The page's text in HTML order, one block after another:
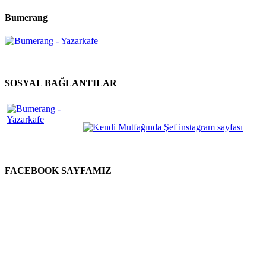
Bumerang
SOSYAL BAĞLANTILAR
FACEBOOK SAYFAMIZ